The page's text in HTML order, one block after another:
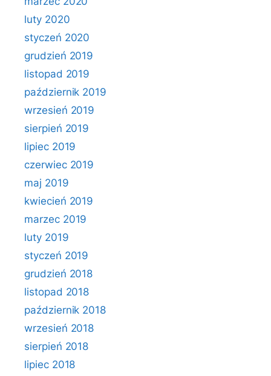
luty 2020
styczeń 2020
grudzień 2019
listopad 2019
październik 2019
wrzesień 2019
sierpień 2019
lipiec 2019
czerwiec 2019
maj 2019
kwiecień 2019
marzec 2019
luty 2019
styczeń 2019
grudzień 2018
listopad 2018
październik 2018
wrzesień 2018
sierpień 2018
lipiec 2018